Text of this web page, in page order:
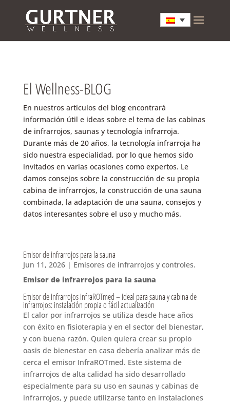
El Wellness-BLOG
En nuestros artículos del blog encontrará
información útil e ideas sobre el tema de las cabinas
de infrarrojos, saunas y tecnología infrarroja.
Durante más de 20 años, la tecnología infrarroja ha
sido nuestra especialidad, por lo que hemos sido
invitados en varias ocasiones como expertos. Le
damos consejos sobre la construcción de su propia
cabina de infrarrojos, la construcción de una sauna
combinada, la adaptación de una sauna, consejos y
datos interesantes sobre el uso y mucho más.
Emisor de infrarrojos para la sauna
Jun 11, 2026| Emisores de infrarrojos y controles.
Emisor de infrarrojos para la sauna
Emisor de infrarrojos InfraROTmed – ideal para sauna y cabina de
infrarrojos: instalación propia o fácil actualización
El calor por infrarrojos se utiliza desde hace años
con éxito en fisioterapia y en el sector del bienestar,
y con buena razón. Quien quiera crear su propio
oasis de bienestar en casa debería analizar más de
cerca el emisor InfraROTmed. Este sistema de
infrarrojos de alta calidad ha sido desarrollado
especialmente para su uso en saunas y cabinas de
infrarrojos, y puede utilizarse tanto en instalaciones